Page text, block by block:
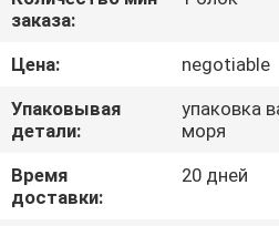
ПРОВЕРКА
КАЧЕСТВА
СВЯЖИТЕСЬ
МЫ
заказа:
Цена:
negotiable
Упаковывая
детали:
упаковка
моря
Время
доставки:
20 дней